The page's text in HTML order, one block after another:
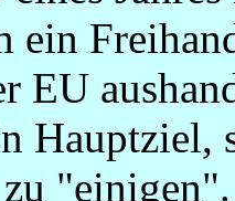
ein
EU
Hauptziel,